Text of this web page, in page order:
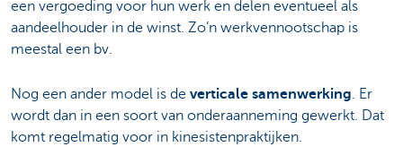
een vergoeding voor hun werk en delen eventueel als
aandeelhouder in de winst. Zo’n werkvennootschap is
meestal een bv.
Nog een ander model is de verticale samenwerking. Er
wordt dan in een soort van onderaanneming gewerkt. Dat
komt regelmatig voor in kinesistenpraktijken.